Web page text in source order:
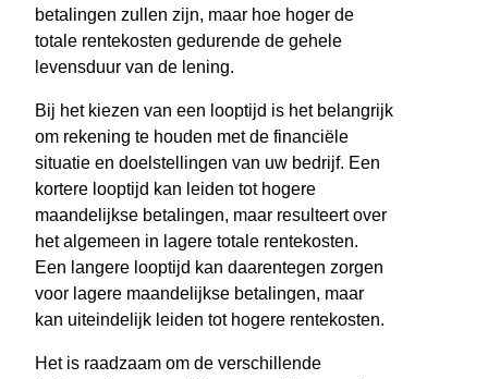
betalingen zullen zijn, maar hoe hoger de
totale rentekosten gedurende de gehele
levensduur van de lening.
Bij het kiezen van een looptijd is het belangrijk
om rekening te houden met de financiële
situatie en doelstellingen van uw bedrijf. Een
kortere looptijd kan leiden tot hogere
maandelijkse betalingen, maar resulteert over
het algemeen in lagere totale rentekosten.
Een langere looptijd kan daarentegen zorgen
voor lagere maandelijkse betalingen, maar
kan uiteindelijk leiden tot hogere rentekosten.
Het is raadzaam om de verschillende